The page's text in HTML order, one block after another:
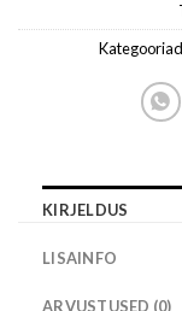
KIRJELDUS
LISAINFO
ARVUSTUSED (0)